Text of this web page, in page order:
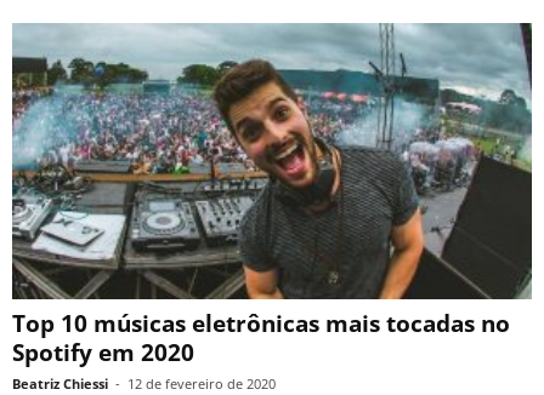
Top 10 músicas eletrônicas mais tocadas no
Spotify em 2020
Beatriz Chiessi - 12 de fevereiro de 2020